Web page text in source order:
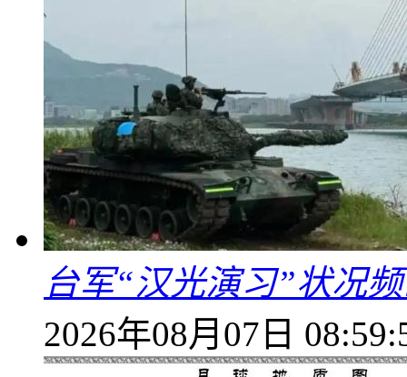
台军“汉光演习”状况
2026年08月07日